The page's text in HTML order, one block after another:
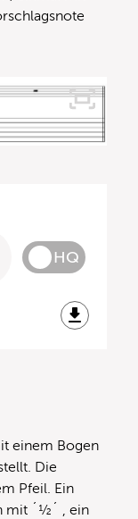
HQ
einem Bogen
Die
Pfeil. Ein
mit ´½´ , ein